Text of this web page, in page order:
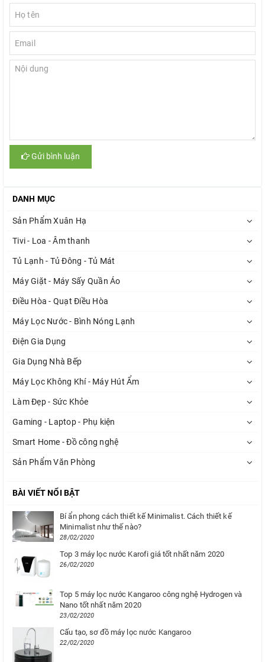
Gửi bình luận
DANH MỤC
Sản Phẩm Xuân Hạ
Tivi - Loa - Âm thanh
Tủ Lạnh - Tủ Đông - Tủ Mát
Máy Giặt - Máy Sấy Quần Áo
Điều Hòa - Quạt Điều Hòa
Máy Lọc Nước - Bình Nóng Lạnh
Điện Gia Dụng
Gia Dụng Nhà Bếp
Máy Lọc Không Khí - Máy Hút Ẩm
Làm Đẹp - Sức Khỏe
Gaming - Laptop - Phụ kiện
Smart Home - Đồ công nghệ
Sản Phẩm Văn Phòng
BÀI VIẾT NỔI BẬT
Bí ẩn phong cách thiết kế Minimalist. Cách thiết kế
Minimalist như thế nào?
28/02/2020
Top 3 máy lọc nước Karofi giá tốt nhất năm 2020
26/02/2020
Top 5 máy lọc nước Kangaroo công nghệ Hydrogen và
Nano tốt nhất năm 2020
23/02/2020
Cấu tạo, sơ đồ máy lọc nước Kangaroo
22/02/2020